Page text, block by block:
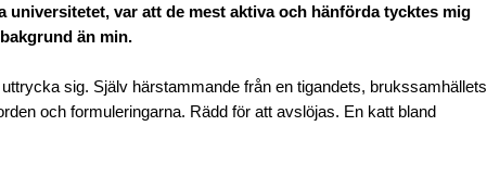
universitetet, var att de mest aktiva och hänförda tycktes mig
än min.
sig. Själv härstammande från en tigandets, brukssamhällets
och formuleringarna. Rädd för att avslöjas. En katt bland